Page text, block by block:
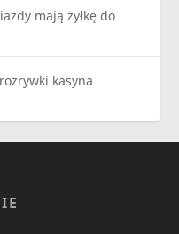
mają żyłkę do
kasyna